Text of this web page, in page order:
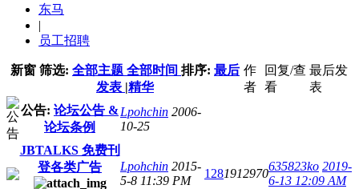
东马
|
员工招聘
新窗 筛选: 全部主题 全部时间 排序: 最后
发表 |精华
作
者
回复/查
看
最后发
表
公告: 论坛公告 &
论坛条例
Lpohchin 2006-
10-25
JBTALKS 免费刊
登各类广告
Lpohchin 2015-
5-8 11:39 PM
1281912970
635823ko 2019-
6-13 12:09 AM